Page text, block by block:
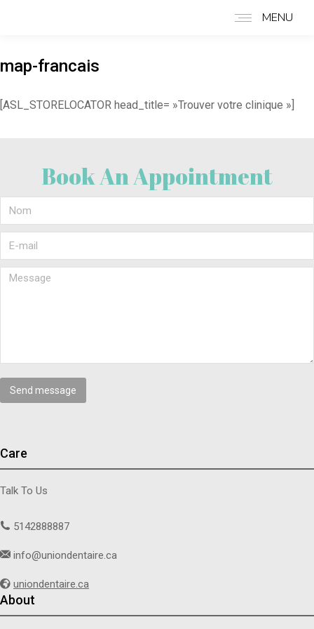
MENU
map-francais
[ASL_STORELOCATOR head_title= »Trouver votre clinique »]
Book An Appointment
Nom
E-mail
Message
Send message
Care
Talk To Us
5142888887
info@uniondentaire.ca
uniondentaire.ca
About